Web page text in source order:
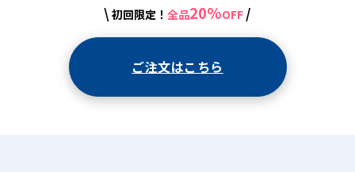
\ 初回限定！ 全品20%OFF /
ご注文はこちら